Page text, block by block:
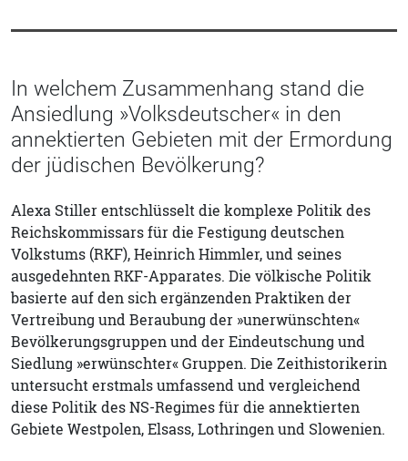
In welchem Zusammenhang stand die
Ansiedlung »Volksdeutscher« in den
annektierten Gebieten mit der Ermordung
der jüdischen Bevölkerung?
Alexa Stiller entschlüsselt die komplexe Politik des
Reichskommissars für die Festigung deutschen
Volkstums (RKF), Heinrich Himmler, und seines
ausgedehnten RKF-Apparates. Die völkische Politik
basierte auf den sich ergänzenden Praktiken der
Vertreibung und Beraubung der »unerwünschten«
Bevölkerungsgruppen und der Eindeutschung und
Siedlung »erwünschter« Gruppen. Die Zeithistorikerin
untersucht erstmals umfassend und vergleichend
diese Politik des NS-Regimes für die annektierten
Gebiete Westpolen, Elsass, Lothringen und Slowenien.